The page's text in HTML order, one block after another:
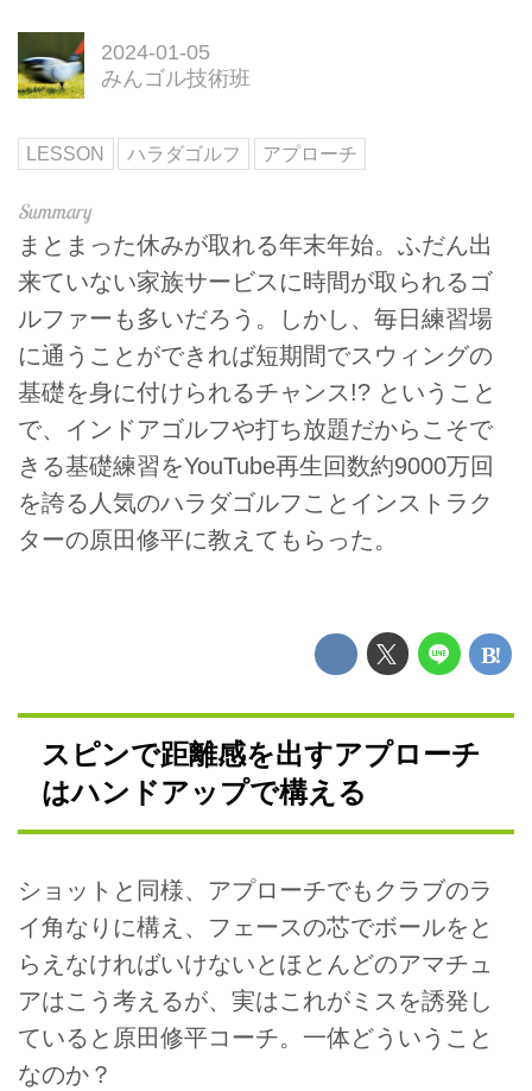
2024-01-05
みんゴル技術班
LESSON ハラダゴルフ アプローチ
まとまった休みが取れる年末年始。ふだん出
来ていない家族サービスに時間が取られるゴ
ルファーも多いだろう。しかし、毎日練習場
に通うことができれば短期間でスウィングの
基礎を身に付けられるチャンス!? ということ
で、インドアゴルフや打ち放題だからこそで
きる基礎練習をYouTube再生回数約9000万回
を誇る人気のハラダゴルフことインストラク
ターの原田修平に教えてもらった。
スピンで距離感を出すアプローチ
はハンドアップで構える
ショットと同様、アプローチでもクラブのラ
イ角なりに構え、フェースの芯でボールをと
らえなければいけないとほとんどのアマチュ
アはこう考えるが、実はこれがミスを誘発し
ていると原田修平コーチ。一体どういうこと
なのか？